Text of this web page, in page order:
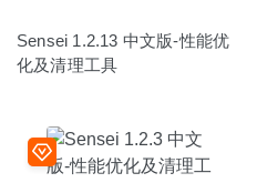
Sensei 1.2.13 中文版-性能优
化及清理工具